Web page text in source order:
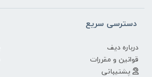
دسترسی سریع
درباره دیف
قوانین و مقررات
پشتیبانی